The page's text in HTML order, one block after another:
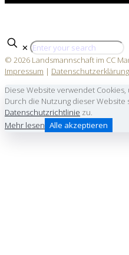
✕
© 2026 Landsmannschaft im CC
Impressum | Datenschutzerklärung
Diese Website verwendet
Durch die Nutzung dieser Website
Datenschutzrichtlinie zu.
Mehr lesen Alle akzeptieren